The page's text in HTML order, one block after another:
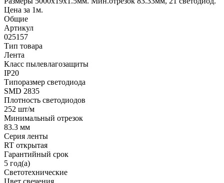
Цена за 1м.
Общие
Артикул
025157
Тип товара
Лента
Класс пылевлагозащиты
IP20
Типоразмер светодиода
SMD 2835
Плотность светодиодов
252 шт/м
Минимальный отрезок
83.3 мм
Серия ленты
RT открытая
Гарантийный срок
5 год(а)
Светотехнические